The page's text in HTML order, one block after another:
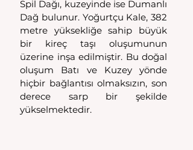
Spil Dağı, kuzeyinde ise Dumanlı
Dağ bulunur. Yoğurtçu Kale, 382
metre yüksekliğe sahip büyük
bir kireç taşı oluşumunun
üzerine inşa edilmiştir. Bu doğal
oluşum Batı ve Kuzey yönde
hiçbir bağlantısı olmaksızın, son
derece sarp bir şekilde
yükselmektedir.